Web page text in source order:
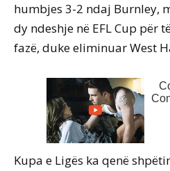
humbjes 3-2 ndaj Burnley,
dy ndeshje në EFL Cup për
fazë, duke eliminuar West
Kupa e Ligës ka qenë